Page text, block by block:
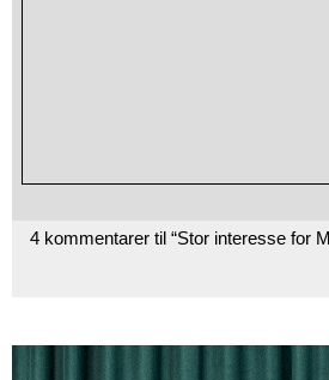
4 kommentarer til “Stor interesse for